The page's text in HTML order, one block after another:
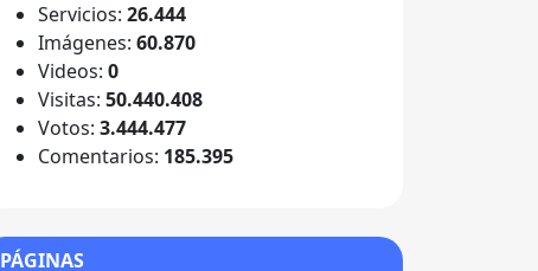
Servicios: 26.444
Imágenes: 60.870
Videos: 0
Visitas: 50.440.408
Votos: 3.444.477
Comentarios: 185.395
PÁGINAS